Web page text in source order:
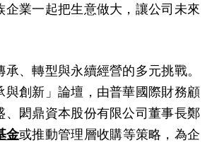
業一起把生意做大，讓公司未來
、轉型與永續經營的多元挑戰。
創新」論壇，由普華國際財務顧
閎鼎資本股份有限公司董事長鄭
金或推動管理層收購等策略，為企